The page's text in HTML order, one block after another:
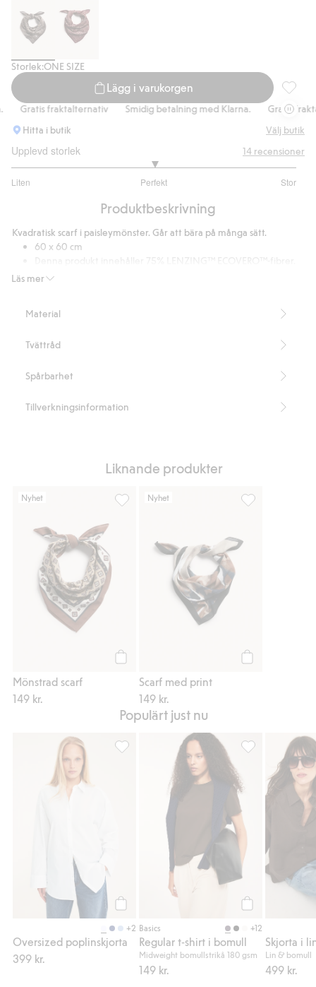
Storlek:ONE SIZE
Lägg i varukorgen
Gratis fraktalternativ Smidig betalning med Klarna.
Gratis
Hitta i butik
Välj butik
Upplevd storlek
Liten Perfekt Stor
utav
14
betyg
14 recensioner
Produktbeskrivning
Läs mer
Kvadratisk scarf i paisleymönster. Går att bära på många sätt.
60 x 60 cm
Artikelnummer
Material
Tvättråd
Spårbarhet
Tillverkningsinformation
Liknande produkter
Nyhet
Mönstrad scarf
149 kr.
Nyhet
Scarf med print
149 kr.
Populärt just nu
+2
Oversized poplinskjorta
399 kr.
Oversized poplinskjorta, Lägg till i
Basics +12
Regular t-shirt i bomull
Midweight bomullstrikå 180 gsm
149 kr.
Regular t-
Skjorta i
Lin & bomull
499 kr.